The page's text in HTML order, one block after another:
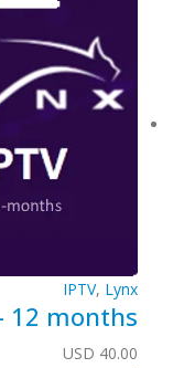
IPTV, Lynx
12 months
USD 40.00